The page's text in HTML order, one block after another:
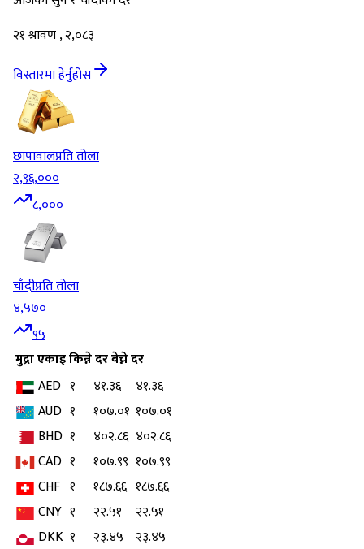
२१ श्रावण , २,०८३
विस्तारमा हेर्नुहोस
छापावालप्रति तोला
२,९६,०००
८,०००
चाँदीप्रति तोला
४,५७०
९५
मुद्राएकाइकिन्ने दरबेच्ने दर
AED १ ४१.३६
४१.३६
AUD १ १०७.०१ १०७.०१
BHD १ ४०२.८६ ४०२.८६
CAD १ १०७.९९ १०७.९९
CHF १ १८७.६६ १८७.६६
CNY १ २२.५१
२२.५१
DKK १ २३.४५ २३.४५